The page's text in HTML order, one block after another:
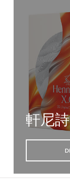
軒尼